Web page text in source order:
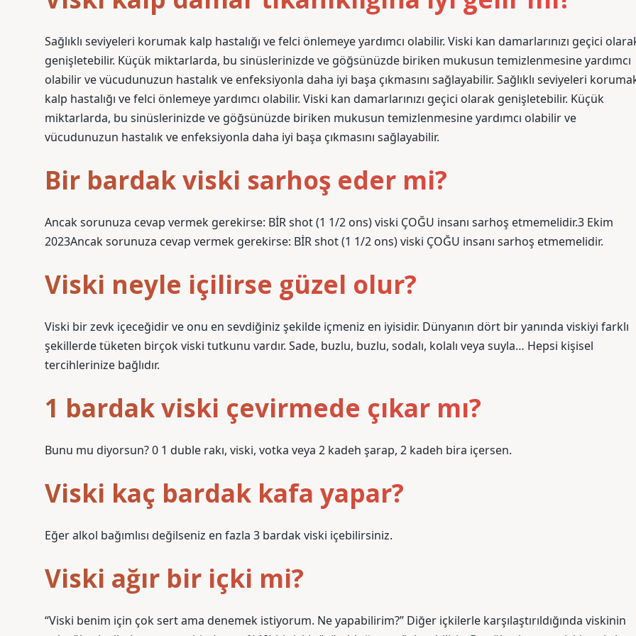
Sağlıklı seviyeleri korumak kalp hastalığı ve felci önlemeye yardımcı olabilir. Viski kan damarlarınızı geçici
genişletebilir. Küçük miktarlarda, bu sinüslerinizde ve göğsünüzde biriken mukusun temizlenmesine yardımcı
olabilir ve vücudunuzun hastalık ve enfeksiyonla daha iyi başa çıkmasını sağlayabilir. Sağlıklı seviyeleri
kalp hastalığı ve felci önlemeye yardımcı olabilir. Viski kan damarlarınızı geçici olarak genişletebilir. Küçük
miktarlarda, bu sinüslerinizde ve göğsünüzde biriken mukusun temizlenmesine yardımcı olabilir ve
vücudunuzun hastalık ve enfeksiyonla daha iyi başa çıkmasını sağlayabilir.
Bir bardak viski sarhoş eder mi?
Ancak sorunuza cevap vermek gerekirse: BİR shot (1 1/2 ons) viski ÇOĞU insanı sarhoş etmemelidir.3 Ekim
2023Ancak sorunuza cevap vermek gerekirse: BİR shot (1 1/2 ons) viski ÇOĞU insanı sarhoş etmemelidir.
Viski neyle içilirse güzel olur?
Viski bir zevk içeceğidir ve onu en sevdiğiniz şekilde içmeniz en iyisidir. Dünyanın dört bir yanında viskiyi farklı
şekillerde tüketen birçok viski tutkunu vardır. Sade, buzlu, buzlu, sodalı, kolalı veya suyla… Hepsi kişisel
tercihlerinize bağlıdır.
1 bardak viski çevirmede çıkar mı?
Bunu mu diyorsun? 0 1 duble rakı, viski, votka veya 2 kadeh şarap, 2 kadeh bira içersen.
Viski kaç bardak kafa yapar?
Eğer alkol bağımlısı değilseniz en fazla 3 bardak viski içebilirsiniz.
Viski ağır bir içki mi?
“Viski benim için çok sert ama denemek istiyorum. Ne yapabilirim?” Diğer içkilerle karşılaştırıldığında viskinin